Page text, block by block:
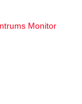
Monitor